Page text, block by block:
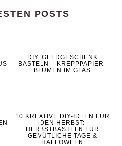
POSTS
DIY: GELDGESCHENK
BASTELN – KREPPPAPIER-
BLUMEN IM GLAS
10 KREATIVE DIY-IDEEN FÜR
DEN HERBST:
HERBSTBASTELN FÜR
GEMÜTLICHE TAGE &
HALLOWEEN